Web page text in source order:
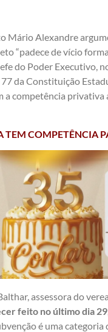
Mário Alexandre
“padece de vício
do Poder Executivo,
da Constituição
a competência
TEM COMPETÊNCIA
assessora do
feito no último dia 29
é uma categoria